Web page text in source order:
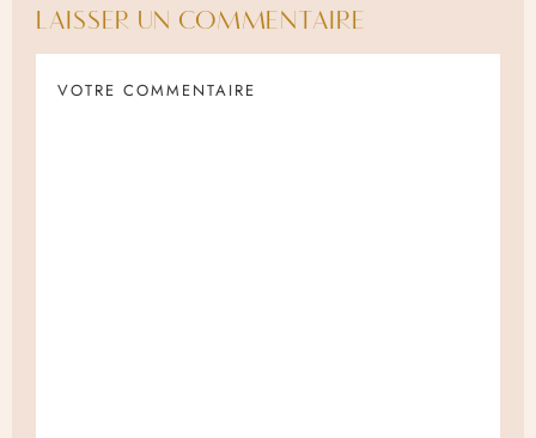
LAISSER UN COMMENTAIRE